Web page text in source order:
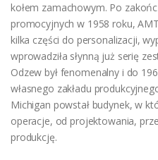
kołem zamachowym. Po
promocyjnych w 1958 roku,
kilka części do personalizacji,
wprowadziła słynną już serię
Odzew był fenomenalny i do
własnego zakładu
Michigan powstał budynek, w
operacje, od projektowania,
produkcję.